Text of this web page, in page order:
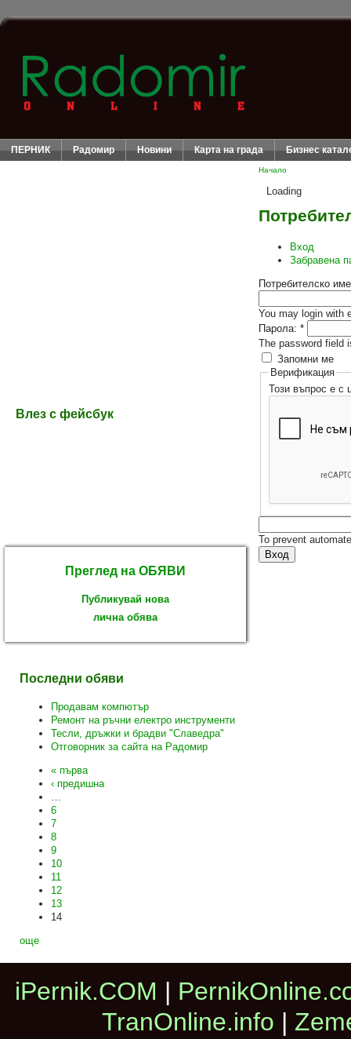
ПЕРНИК Радомир Новини Карта на града Бизнес
Влез с фейсбук
Преглед на ОБЯВИ
Публикувай нова
лична обява
Последни обяви
Продавам компютър
Ремонт на ръчни електро инструменти
Тесли, дръжки и брадви "Славедра"
Отговорник за сайта на Радомир
« първа
‹ предишна
…
6
7
8
9
10
11
12
13
14
още
Начало
Loading
Вход
Забравена
Потребителско
You may login with
Парола: *
The password field
Запомни ме
Верификация
Този въпрос е с
To prevent
iPernik.COM |
TranOnline.info |